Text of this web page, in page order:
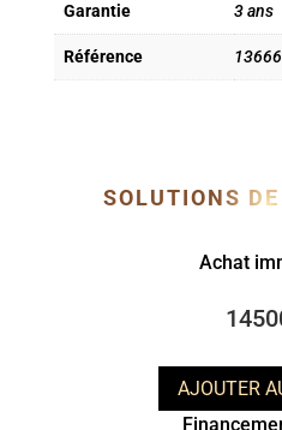
Garantie 3 ans
Référence
SOLUTIONS
Achat
AJOUTER